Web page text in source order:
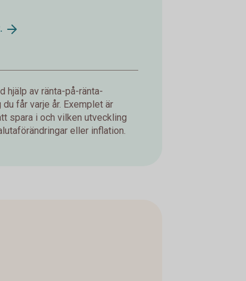
hjälp av ränta-på-ränta-
får varje år. Exemplet är
spara i och vilken utveckling
eller inflation.